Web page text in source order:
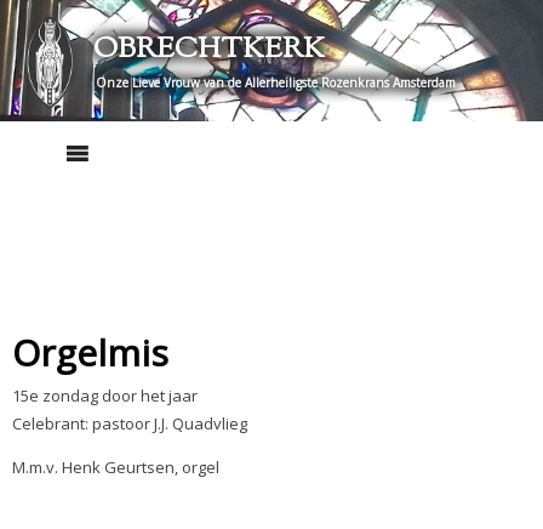
Skip
to
content
OBRECHTKERK
Onze Lieve Vrouw van de Allerheiligste Rozenkrans Amsterdam
Orgelmis
15e zondag door het jaar
Celebrant: pastoor J.J. Quadvlieg
M.m.v. Henk Geurtsen, orgel